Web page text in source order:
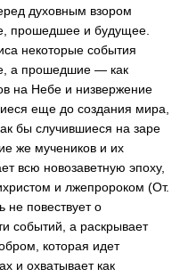
духовным взором
прошедшее и будущее.
некоторые события
а прошедшие — как
на Небе и низвержение
еще до создания мира,
бы случившиеся на заре
же мучеников и их
всю новозаветную эпоху,
и лжепророком (От.
не повествует о
событий, а раскрывает
которая идет
и охватывает как